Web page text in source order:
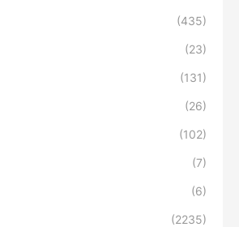
(435)
(23)
(131)
(26)
(102)
(7)
(6)
(2235)